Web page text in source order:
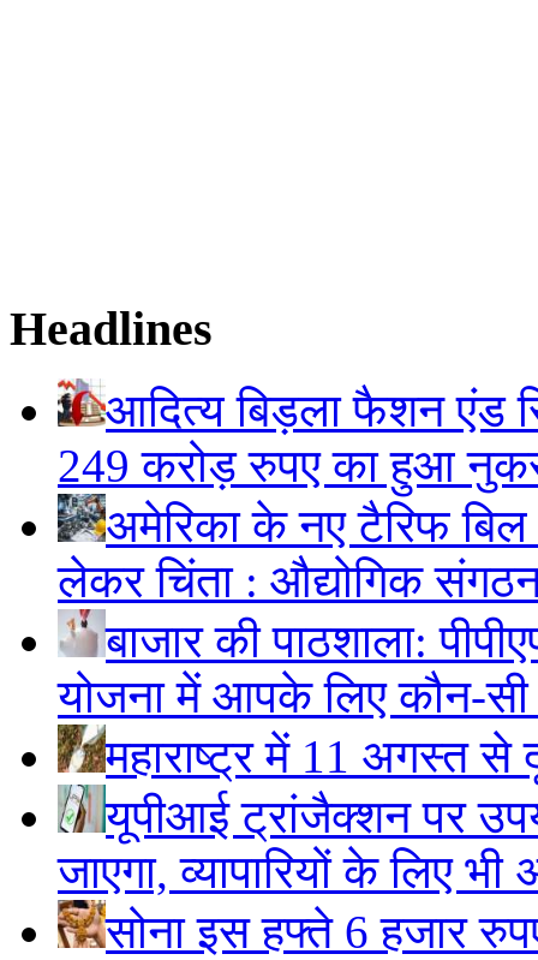
Headlines
आदित्य बिड़ला फैशन एंड
249 करोड़ रुपए का हुआ
अमेरिका के नए टैरिफ बिल
लेकर चिंता : औद्योगिक
बाजार की पाठशाला:
योजना में आपके लिए कौन-सी
महाराष्ट्र में 11 अगस्त
यूपीआई ट्रांजैक्शन पर
जाएगा, व्यापारियों के लिए
सोना इस हफ्ते 6 हजार